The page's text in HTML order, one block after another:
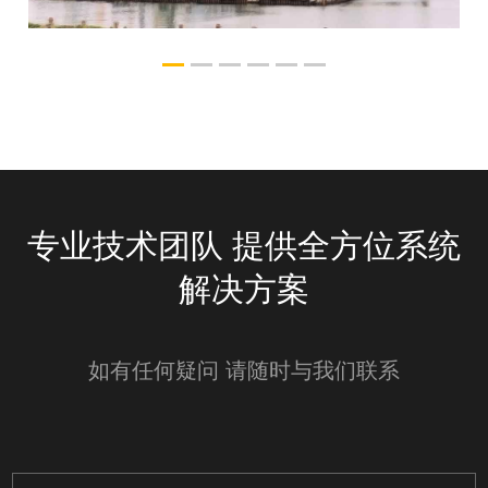
承袭经典 风采自若
专业技术团队 提供全方位系统
解决方案
如有任何疑问 请随时与我们联系